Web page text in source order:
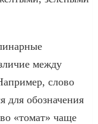
между
слово
для обозначения
«томат» чаще